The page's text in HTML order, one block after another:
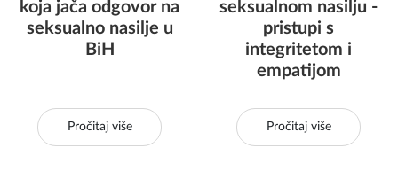
koja jača odgovor na
seksualno nasilje u
BiH
Pročitaj više
seksualnom nasilju -
pristupi s
integritetom i
empatijom
Pročitaj više